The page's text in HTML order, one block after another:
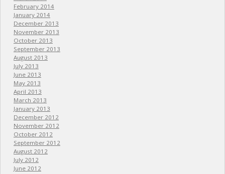
February 2014
January 2014
December 2013
November 2013
October 2013
September 2013
August 2013
July 2013
June 2013
May 2013
April 2013
March 2013
January 2013
December 2012
November 2012
October 2012
September 2012
August 2012
July 2012
June 2012